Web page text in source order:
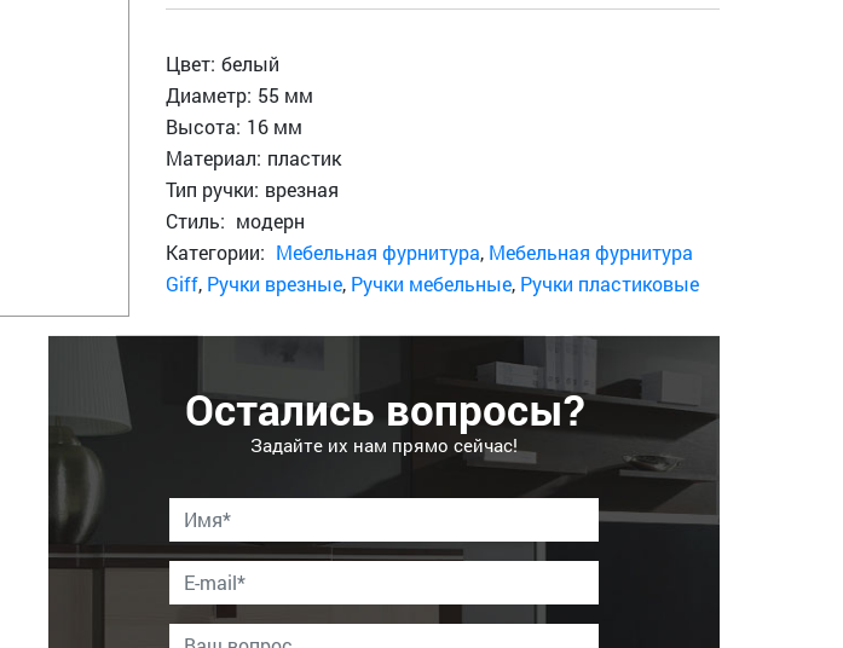
Цвет: белый
Диаметр: 55 мм
Высота: 16 мм
Материал: пластик
Тип ручки: врезная
Стиль: модерн
Категории: Мебельная фурнитура, Мебельная фурнитура
Giff, Ручки врезные, Ручки мебельные, Ручки пластиковые
Остались вопросы?
Задайте их нам прямо сейчас!